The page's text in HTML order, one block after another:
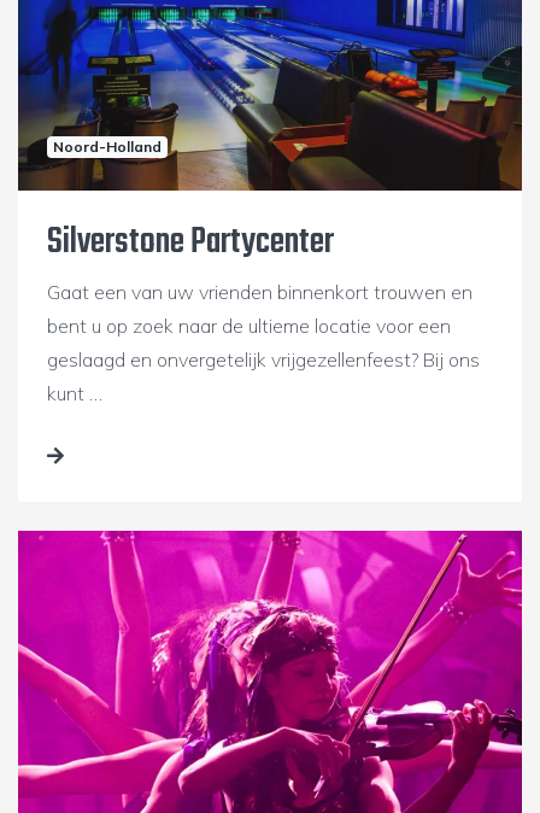
Noord-Holland
Silverstone Partycenter
Gaat een van uw vrienden binnenkort trouwen en
bent u op zoek naar de ultieme locatie voor een
geslaagd en onvergetelijk vrijgezellenfeest? Bij ons
kunt …